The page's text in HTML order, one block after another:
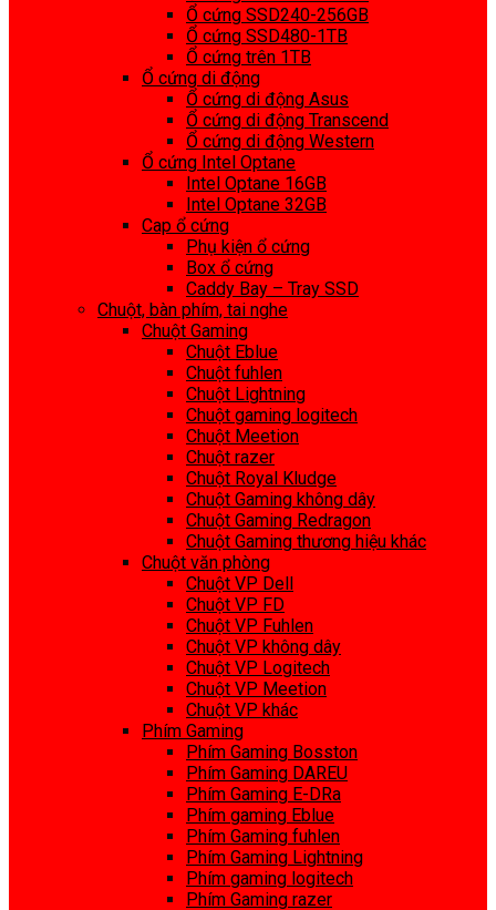
Ổ cứng SSD240-256GB
Ổ cứng SSD480-1TB
Ổ cứng trên 1TB
Ổ cứng di động
Ổ cứng di động Asus
Ổ cứng di động Transcend
Ổ cứng di động Western
Ổ cứng Intel Optane
Intel Optane 16GB
Intel Optane 32GB
Cap ổ cứng
Phụ kiện ổ cứng
Box ổ cứng
Caddy Bay – Tray SSD
Chuột, bàn phím, tai nghe
Chuột Gaming
Chuột Eblue
Chuột fuhlen
Chuột Lightning
Chuột gaming logitech
Chuột Meetion
Chuột razer
Chuột Royal Kludge
Chuột Gaming không dây
Chuột Gaming Redragon
Chuột Gaming thương hiệu khác
Chuột văn phòng
Chuột VP Dell
Chuột VP FD
Chuột VP Fuhlen
Chuột VP không dây
Chuột VP Logitech
Chuột VP Meetion
Chuột VP khác
Phím Gaming
Phím Gaming Bosston
Phím Gaming DAREU
Phím Gaming E-DRa
Phím gaming Eblue
Phím Gaming fuhlen
Phím Gaming Lightning
Phím gaming logitech
Phím Gaming razer